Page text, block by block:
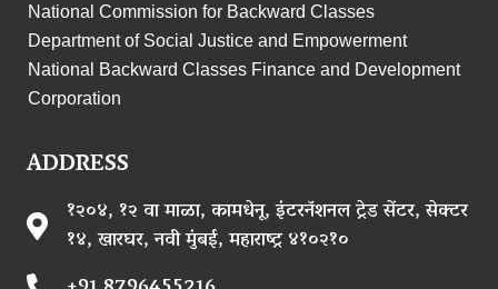
National Commission for Backward Classes
Department of Social Justice and Empowerment
National Backward Classes Finance and Development
Corporation
ADDRESS
१२०४, १२ वा माळा, कामधेनू, इंटरनॅशनल ट्रेड सेंटर, सेक्टर
१४, खारघर, नवी मुंबई, महाराष्ट्र ४१०२१०